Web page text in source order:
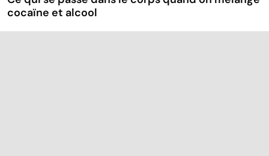
cocaïne et alcool